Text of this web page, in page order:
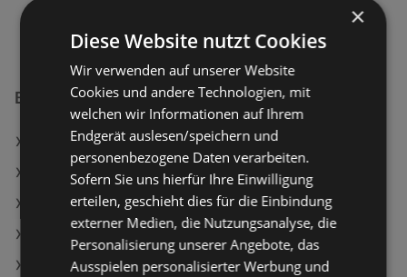
Samstag
BILLA Filialen in:
BILLA in Oberpullendorf
BILLA in Bruck-Waasen
BILLA in Grünburg
BILLA in Wals-Siezenheim
BILLA in Bad Sankt Leonhard im Lavanttal
×
Diese Website nutzt Cookies
Wir verwenden auf unserer Website
Cookies und andere Technologien, mit
welchen wir Informationen auf Ihrem
Endgerät auslesen/speichern und
personenbezogene Daten verarbeiten.
Sofern Sie uns hierfür Ihre Einwilligung
erteilen, geschieht dies für die Einbindung
externer Medien, die Nutzungsanalyse, die
Personalisierung unserer Angebote, das
Ausspielen personalisierter Werbung und